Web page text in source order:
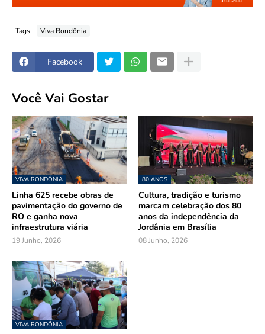
Tags Viva Rondônia
Facebook
Você Vai Gostar
VIVA RONDÔNIA
Linha 625 recebe obras de
pavimentação do governo de
RO e ganha nova
infraestrutura viária
19 Junho, 2026
80 ANOS
Cultura, tradição e turismo
marcam celebração dos 80
anos da independência da
Jordânia em Brasília
08 Junho, 2026
VIVA RONDÔNIA